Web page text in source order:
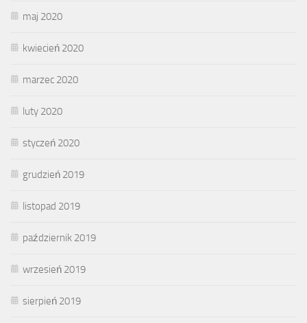
maj 2020
kwiecień 2020
marzec 2020
luty 2020
styczeń 2020
grudzień 2019
listopad 2019
październik 2019
wrzesień 2019
sierpień 2019